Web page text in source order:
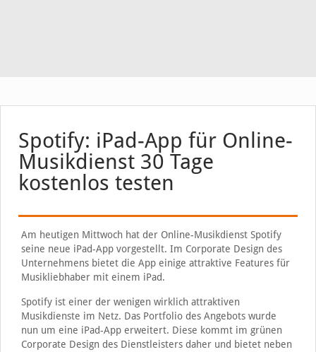
Spotify: iPad-App für Online-
Musikdienst 30 Tage
kostenlos testen
Am heutigen Mittwoch hat der Online-Musikdienst Spotify
seine neue iPad-App vorgestellt. Im Corporate Design des
Unternehmens bietet die App einige attraktive Features für
Musikliebhaber mit einem iPad.
Spotify ist einer der wenigen wirklich attraktiven
Musikdienste im Netz. Das Portfolio des Angebots wurde
nun um eine iPad-App erweitert. Diese kommt im grünen
Corporate Design des Dienstleisters daher und bietet neben